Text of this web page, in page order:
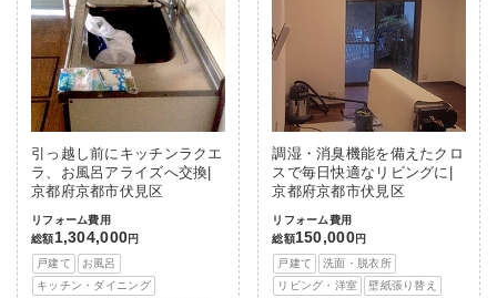
引っ越し前にキッチンラクエ
ラ、お風呂アライズへ交換|
京都府京都市伏見区
リフォーム費用
総額1,304,000円
戸建て
お風呂
キッチン・ダイニング
調湿・消臭機能を備えたクロ
スで毎日快適なリビングに|
京都府京都市伏見区
リフォーム費用
総額150,000円
戸建て
洗面・脱衣所
リビング・洋室
壁紙張り替え